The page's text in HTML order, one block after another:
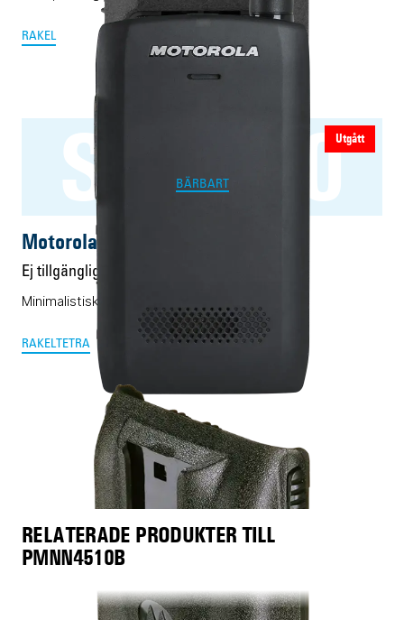
RAKEL
Utgått
ST7000
BÄRBART
Motorola ST7000
Ej tillgänglig
Minimalistisk Rakelmobil.
RAKELTETRA
RELATERADE PRODUKTER TILL
PMNN4510B